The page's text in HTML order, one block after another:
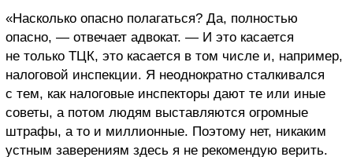
«Насколько опасно полагаться? Да, полностью
опасно, — отвечает адвокат. — И это касается
не только ТЦК, это касается в том числе и, например,
налоговой инспекции. Я неоднократно сталкивался
с тем, как налоговые инспекторы дают те или иные
советы, а потом людям выставляются огромные
штрафы, а то и миллионные. Поэтому нет, никаким
устным заверениям здесь я не рекомендую верить.